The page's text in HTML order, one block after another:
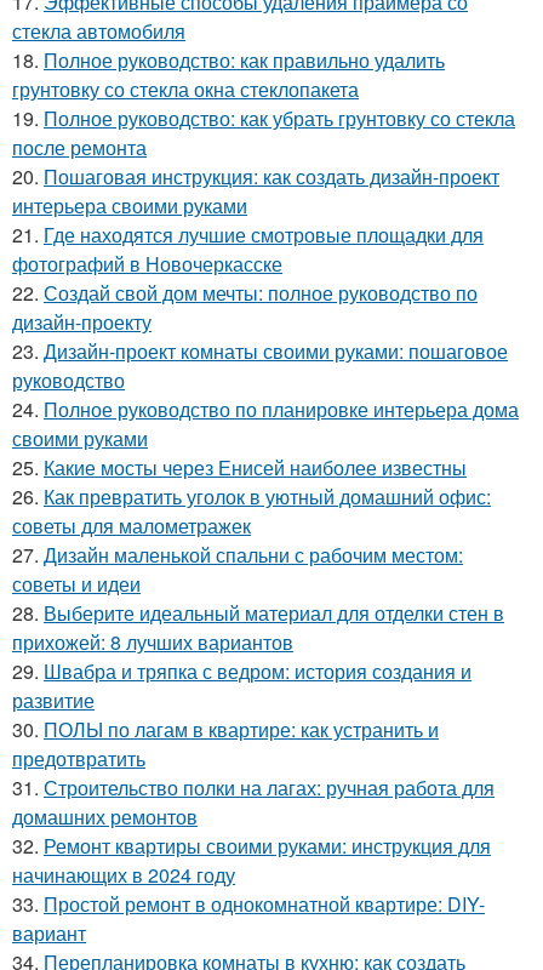
стекла автомобиля
18. Полное руководство: как правильно удалить
грунтовку со стекла окна стеклопакета
19. Полное руководство: как убрать грунтовку со стекла
после ремонта
20. Пошаговая инструкция: как создать дизайн-проект
интерьера своими руками
21. Где находятся лучшие смотровые площадки для
фотографий в Новочеркасске
22. Создай свой дом мечты: полное руководство по
дизайн-проекту
23. Дизайн-проект комнаты своими руками: пошаговое
руководство
24. Полное руководство по планировке интерьера дома
своими руками
25. Какие мосты через Енисей наиболее известны
26. Как превратить уголок в уютный домашний офис:
советы для малометражек
27. Дизайн маленькой спальни с рабочим местом:
советы и идеи
28. Выберите идеальный материал для отделки стен в
прихожей: 8 лучших вариантов
29. Швабра и тряпка с ведром: история создания и
развитие
30. ПОЛЫ по лагам в квартире: как устранить и
предотвратить
31. Строительство полки на лагах: ручная работа для
домашних ремонтов
32. Ремонт квартиры своими руками: инструкция для
начинающих в 2024 году
33. Простой ремонт в однокомнатной квартире: DIY-
вариант
34. Перепланировка комнаты в кухню: как создать